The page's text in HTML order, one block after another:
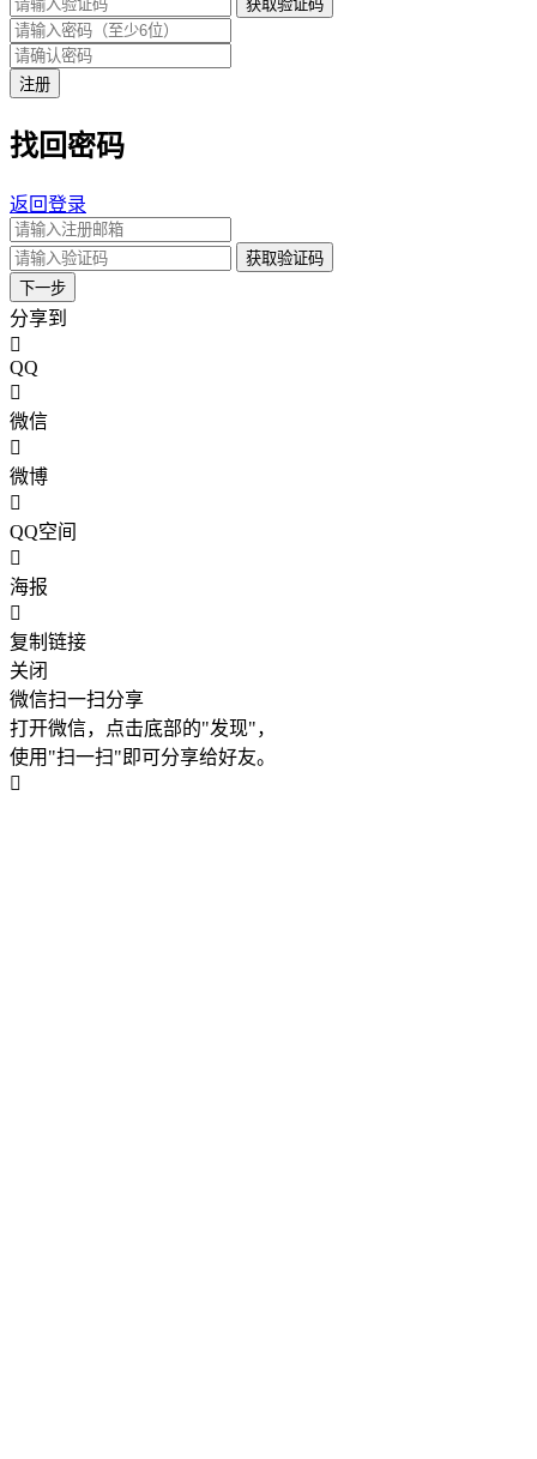
获取验证码
注册
找回密码
返回登录
获取验证码
下一步
分享到
QQ
微信
微博
QQ空间
海报
复制链接
关闭
微信扫一扫分享
打开微信，点击底部的"发现"，
使用"扫一扫"即可分享给好友。